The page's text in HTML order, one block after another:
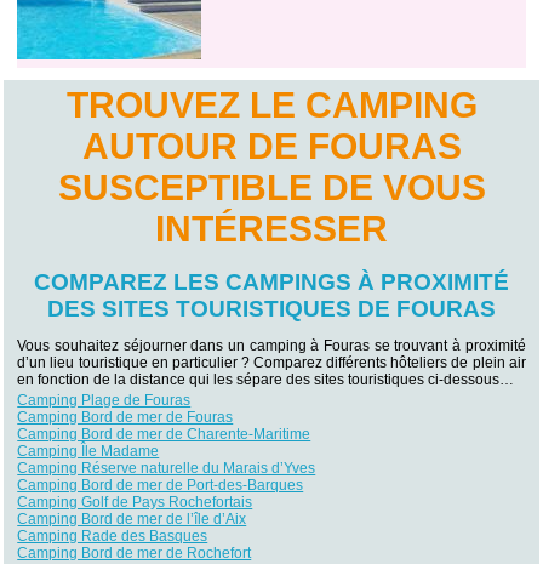
TROUVEZ LE CAMPING
AUTOUR DE FOURAS
SUSCEPTIBLE DE VOUS
INTÉRESSER
COMPAREZ LES CAMPINGS À PROXIMITÉ
DES SITES TOURISTIQUES DE FOURAS
Vous souhaitez séjourner dans un camping à Fouras se trouvant à proximité
d’un lieu touristique en particulier ? Comparez différents hôteliers de plein air
en fonction de la distance qui les sépare des sites touristiques ci-dessous…
Camping Plage de Fouras
Camping Bord de mer de Fouras
Camping Bord de mer de Charente-Maritime
Camping Île Madame
Camping Réserve naturelle du Marais d’Yves
Camping Bord de mer de Port-des-Barques
Camping Golf de Pays Rochefortais
Camping Bord de mer de l’île d’Aix
Camping Rade des Basques
Camping Bord de mer de Rochefort